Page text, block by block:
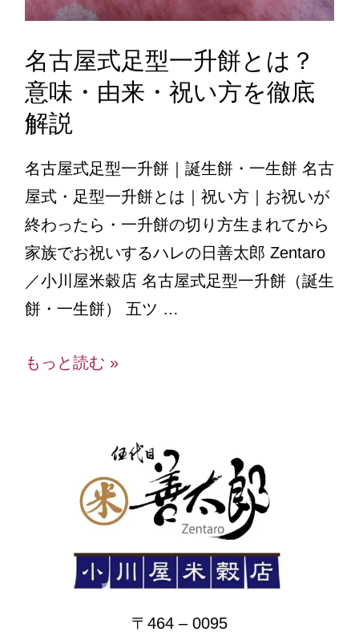
名古屋式足型一升餅とは？
意味・由来・祝い方を徹底
解説
名古屋式足型一升餅｜誕生餅・一生餅 名古
屋式・足型一升餅とは｜祝い方｜お祝いが
終わったら・一升餅の切り方生まれてから
家族でお祝いするハレの日善太郎 Zentaro
／小川屋米穀店 名古屋式足型一升餅（誕生
餅・一生餅） 五ツ …
もっと読む »
〒464 – 0095